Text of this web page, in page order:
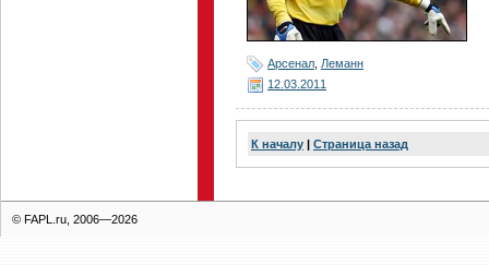
Арсенал Леманн
12.03.2011
К началу | Страница назад
© FAPL.ru, 2006—2026